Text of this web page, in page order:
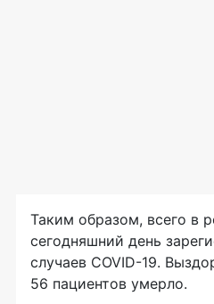
Таким образом, всего в
сегодняшний день
случаев COVID-19.
56 пациентов умерло.